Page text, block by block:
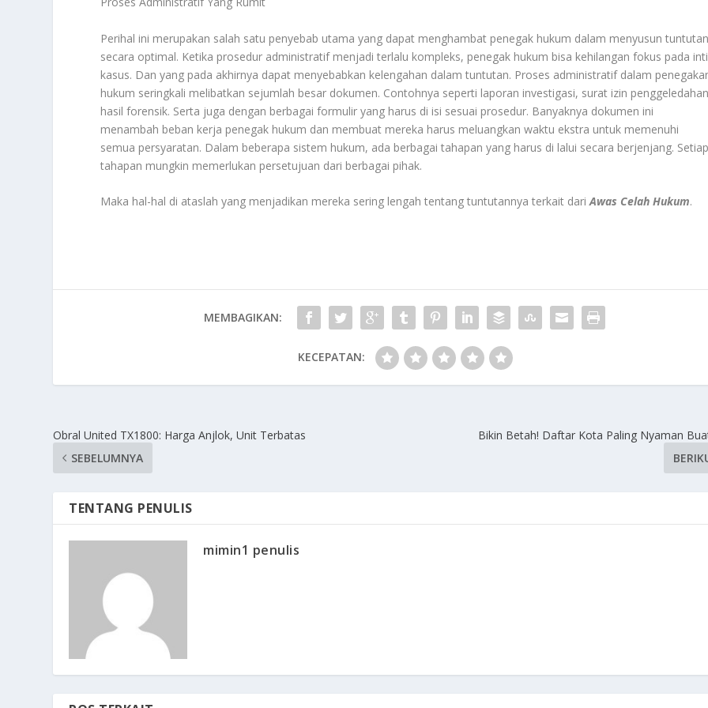
Perihal ini merupakan salah satu penyebab utama yang dapat menghambat penegak hukum dalam menyusun tuntutan
secara optimal. Ketika prosedur administratif menjadi terlalu kompleks, penegak hukum bisa kehilangan fokus pada inti
kasus. Dan yang pada akhirnya dapat menyebabkan kelengahan dalam tuntutan. Proses administratif dalam
hukum seringkali melibatkan sejumlah besar dokumen. Contohnya seperti laporan investigasi, surat izin
hasil forensik. Serta juga dengan berbagai formulir yang harus di isi sesuai prosedur. Banyaknya dokumen ini
menambah beban kerja penegak hukum dan membuat mereka harus meluangkan waktu ekstra untuk memenuhi
semua persyaratan. Dalam beberapa sistem hukum, ada berbagai tahapan yang harus di lalui secara berjenjang. Setiap
tahapan mungkin memerlukan persetujuan dari berbagai pihak.
Maka hal-hal di ataslah yang menjadikan mereka sering lengah tentang tuntutannya terkait dariAwas Celah Hukum.
MEMBAGIKAN:
KECEPATAN:
Obral United TX1800: Harga Anjlok, Unit Terbatas
SEBELUMNYA
Bikin Betah! Daftar Kota Paling Nyaman
TENTANG PENULIS
mimin1 penulis